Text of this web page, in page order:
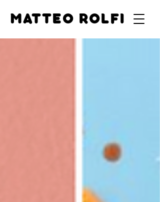
MATTEO ROLFI